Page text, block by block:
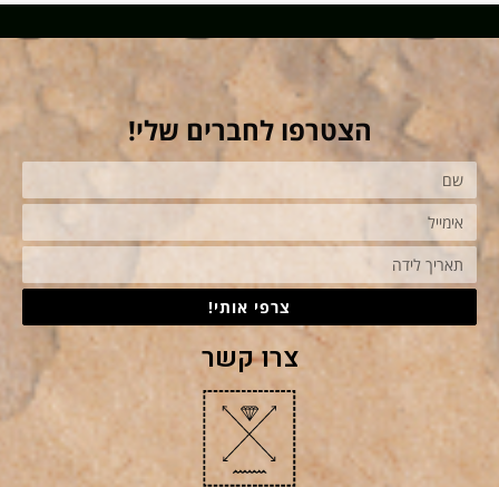
הצטרפו לחברים שלי!
צרפי אותי!
צרו קשר